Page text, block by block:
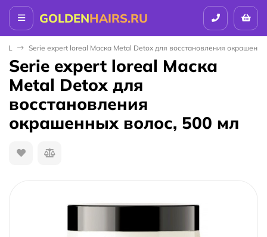
GOLDENHAIRS.RU
Serie expert loreal Маска Metal Detox для восстановления
Serie expert loreal Маска
Metal Detox для
восстановления
окрашенных волос, 500 мл